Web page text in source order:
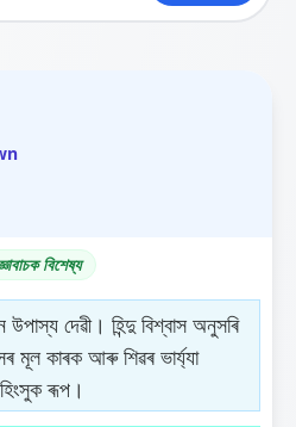
বিশেষ্য
উপাস্য দেৱী। হিন্দু বিশ্বাস অনুসৰি
মূল কাৰক আৰু শিৱৰ ভাৰ্য্যা
হিংসুক ৰূপ।